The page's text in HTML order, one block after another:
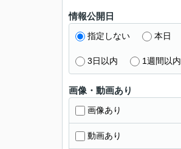
情報公開日
指定しない 本日
3日以内 1週間以内
画像・動画あり
画像あり
動画あり